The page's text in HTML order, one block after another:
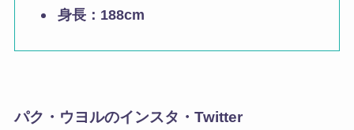
身長：188cm
パク・ウヨルのインスタ・Twitter